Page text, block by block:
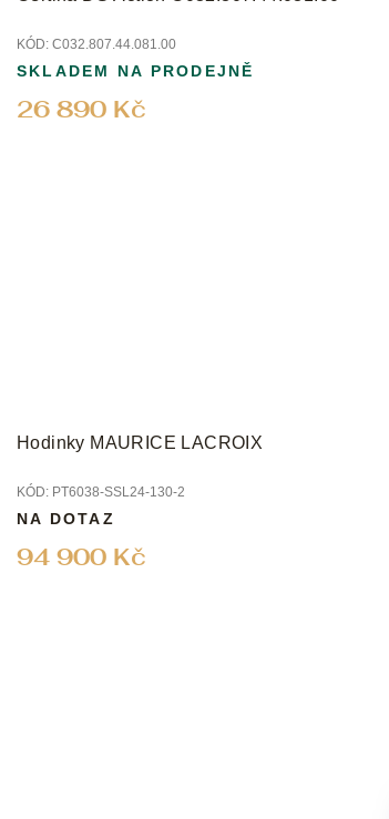
KÓD: C032.807.44.081.00
26 890 Kč
SKLADEM NA PRODEJNĚ
Hodinky MAURICE LACROIX
KÓD: PT6038-SSL24-130-2
94 900 Kč
NA DOTAZ